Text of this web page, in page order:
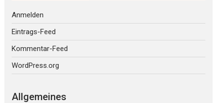
Anmelden
Eintrags-Feed
Kommentar-Feed
WordPress.org
Allgemeines